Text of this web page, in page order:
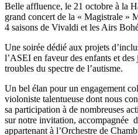
Belle affluence, le 21 octobre à la
grand concert de la « Magistrale »
4 saisons de Vivaldi et les Airs
Une soirée dédié aux projets
l’ASEI en faveur des enfants et des
troubles du spectre de l’autisme.
Un bel élan pour un engagement
violoniste talentueuse dont nous
sa participation à de nombreuses
sur notre invitation, accompagnée
appartenant à l’Orchestre de